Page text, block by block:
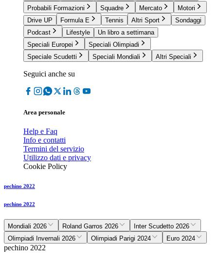
Probabili Formazioni
Squadre Mercato
Motori
Drive UP
Formula E Tennis Altri Sport
Sondaggi
Podcast
Lifestyle
Un libro a settimana
Speciali Europei
Speciali Olimpiadi
Speciale Scudetti
Speciali Mondiali Altri Speciali
Seguici anche su
Area personale
Help e Faq
Info e contatti
Termini del servizio
Utilizzo dati e privacy
Cookie Policy
pechino 2022
pechino 2022
Mondiali 2026 Roland Garros 2026
Inter Scudetto 2026
Olimpiadi Invernali 2026
Olimpiadi Parigi 2024 Euro 2024
pechino 2022